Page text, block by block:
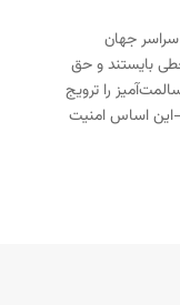
جهان
بایستند و حق
را ترویج
اساس امنیت